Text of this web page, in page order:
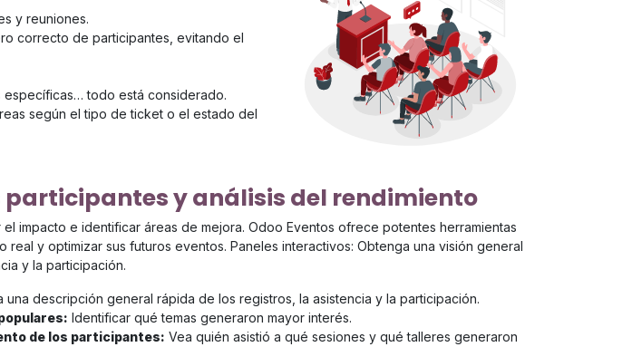
y reuniones.
correcto de participantes, evitando el
específicas… todo está considerado.
según el tipo de ticket o el estado del
participantes y análisis del rendimiento
impacto e identificar áreas de mejora. Odoo Eventos ofrece potentes herramientas
real y optimizar sus futuros eventos. Paneles interactivos: Obtenga una visión general
y la participación.
una descripción general rápida de los registros, la asistencia y la participación.
Identificar qué temas generaron mayor interés.
de los participantes: Vea quién asistió a qué sesiones y qué talleres generaron